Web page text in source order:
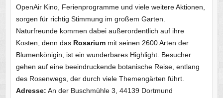
OpenAir Kino, Ferienprogramme und viele weitere Aktionen,
sorgen für richtig Stimmung im großem Garten.
Naturfreunde kommen dabei außerordentlich auf ihre
Kosten, denn das Rosariummit seinen 2600 Arten der
Blumenkönigin, ist ein wunderbares Highlight. Besucher
gehen auf eine beeindruckende botanische Reise, entlang
des Rosenwegs, der durch viele Themengärten führt.
Adresse: An der Buschmühle 3, 44139 Dortmund